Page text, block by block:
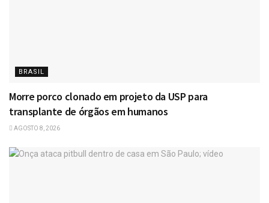
BRASIL
Morre porco clonado em projeto da USP para
transplante de órgãos em humanos
AGOSTO 8, 2026